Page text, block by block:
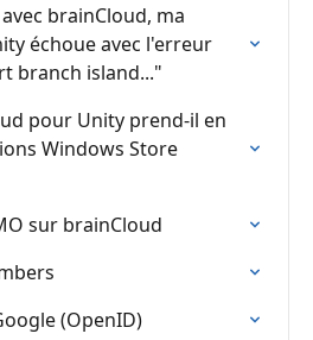
brainCloud, ma
échoue avec l'erreur
branch island..."
pour Unity prend-il en
Windows Store
sur brainCloud
(OpenID)